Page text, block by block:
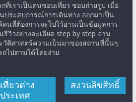
ที่เราเป็นคนชอบเที่ยว ชอบถ่ายรูป เมื่อ
ประสบการณ์การเดินทาง ออกมาเป็น
คนที่ต้องการจะไปไว้อ่านเป็นข้อมูลการ
รีวิวอย่างละเอียด step by step อ่าน
วัติศาสตร์ความเป็นมาของสถานที่นั้นๆ
ไปตามได้โดยง่าย
เที่ยวต่าง
ประเทศ
สงวนลิขสิทธิ์